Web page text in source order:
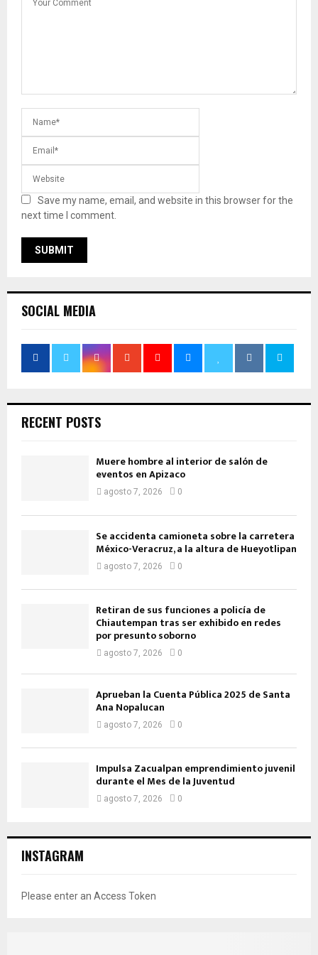
Save my name, email, and website in this browser for the
next time I comment.
SOCIAL MEDIA
RECENT POSTS
Muere hombre al interior de salón de
eventos en Apizaco
agosto 7, 2026 0
Se accidenta camioneta sobre la carretera
México-Veracruz, a la altura de Hueyotlipan
agosto 7, 2026 0
Retiran de sus funciones a policía de
Chiautempan tras ser exhibido en redes
por presunto soborno
agosto 7, 2026 0
Aprueban la Cuenta Pública 2025 de Santa
Ana Nopalucan
agosto 7, 2026 0
Impulsa Zacualpan emprendimiento juvenil
durante el Mes de la Juventud
agosto 7, 2026 0
INSTAGRAM
Please enter an Access Token